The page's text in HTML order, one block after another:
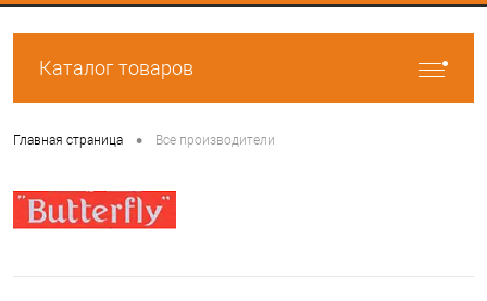
Каталог товаров
Главная страница • Все производители